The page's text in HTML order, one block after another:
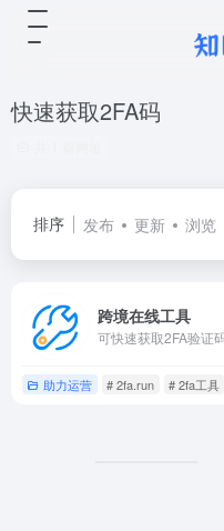
快速获取2FA码
排序 发布 更新 浏览
跨境在线工具
助力运营 # 2fa.run # 2fa工具